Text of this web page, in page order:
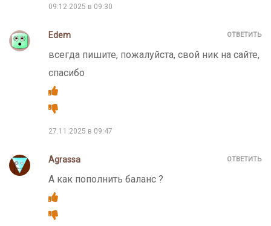
09.12.2025 в 09:30
Edem
всегда пишите, пожалуйста, свой ник на сайте,
спасибо
27.11.2025 в 09:47
ОТВЕТИТЬ
Agrassa
А как пополнить баланс ?
ОТВЕТИТЬ